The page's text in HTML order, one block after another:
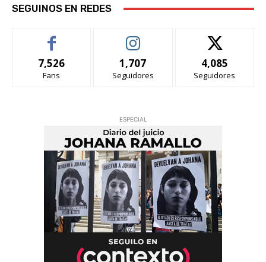
SEGUINOS EN REDES
7,526
Fans
1,707
Seguidores
4,085
Seguidores
ESPECIAL